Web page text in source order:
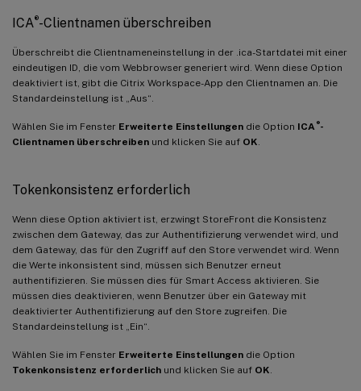
ICA®-Clientnamen überschreiben
Überschreibt die Clientnameneinstellung in der .ica-Startdatei mit einer
eindeutigen ID, die vom Webbrowser generiert wird. Wenn diese Option
deaktiviert ist, gibt die Citrix Workspace-App den Clientnamen an. Die
Standardeinstellung ist „Aus“.
Wählen Sie im Fenster Erweiterte Einstellungen die Option ICA ®-
Clientnamen überschreiben und klicken Sie auf OK.
Tokenkonsistenz erforderlich
Wenn diese Option aktiviert ist, erzwingt StoreFront die Konsistenz
zwischen dem Gateway, das zur Authentifizierung verwendet wird, und
dem Gateway, das für den Zugriff auf den Store verwendet wird. Wenn
die Werte inkonsistent sind, müssen sich Benutzer erneut
authentifizieren. Sie müssen dies für Smart Access aktivieren. Sie
müssen dies deaktivieren, wenn Benutzer über ein Gateway mit
deaktivierter Authentifizierung auf den Store zugreifen. Die
Standardeinstellung ist „Ein“.
Wählen Sie im Fenster Erweiterte Einstellungen die Option
Tokenkonsistenz erforderlich und klicken Sie auf OK.